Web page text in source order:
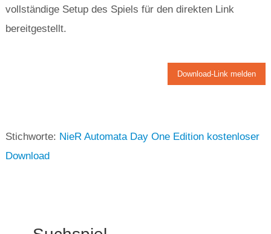
vollständige Setup des Spiels für den direkten Link
bereitgestellt.
Download-Link melden
Stichworte: NieR Automata Day One Edition kostenloser
Download